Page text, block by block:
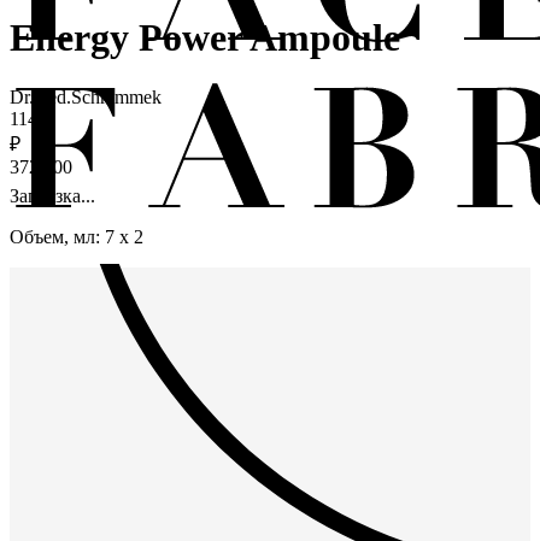
Energy Power Ampoule
Dr.med.Schrammek
1141
₽
3720,00
Загрузка...
Объем, мл: 7 x 2